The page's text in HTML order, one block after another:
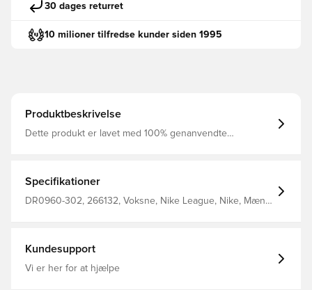
30 dages returret
10 milioner tilfredse kunder siden 1995
Produktbeskrivelse
Dette produkt er lavet med 100% genanvendte
lavet med en elastisk talje, som giver dig den bedst
mulige pasform Regular fit Fremstillet i 100% genanvendt
polyester.
Specifikationer
DR0960-302, 266132, Voksne, Nike League, Nike, Mænd,
Kundesupport
Vi er her for at hjælpe